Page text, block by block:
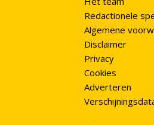
Redactionele
Algemene
Disclaimer
Privacy
Cookies
Adverteren